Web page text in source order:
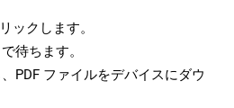
ックします。
待ちます。
PDF ファイルをデバイスにダウ